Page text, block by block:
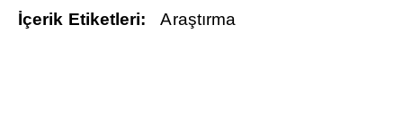
İçerik Etiketleri: Araştırma